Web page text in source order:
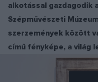
alkotással gazdagodik
Szépművészeti
szerzemények között
című fényképe, a világ